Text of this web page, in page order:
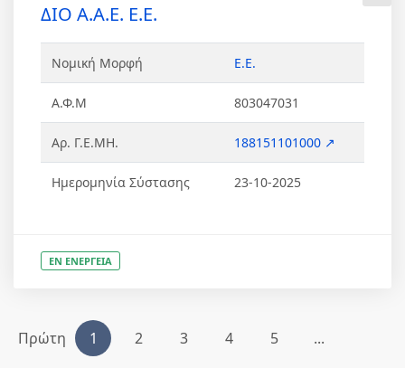
ΔΙΟ Α.Α.Ε. Ε.Ε.
Νομική Μορφή Ε.Ε.
Α.Φ.Μ 803047031
Αρ. Γ.Ε.ΜΗ. 188151101000 ↗
Ημερομηνία Σύστασης 23-10-2025
ΕΝ ΕΝΕΡΓΕΙΑ
Πρώτη 1 2 3 4 5 ...